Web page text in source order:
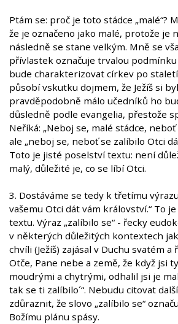
Ptám se: proč je toto stádce „malé“?
že je označeno jako malé, protože je
následně se stane velkým. Mně se
přívlastek označuje trvalou
bude charakterizovat církev po
působí vskutku dojmem, že Ježíš si
pravděpodobně málo učedníků ho
důsledně podle evangelia, přestože
Neříká: „Neboj se, malé stádce,
ale „neboj se, neboť se zalíbilo Otci
Toto je jisté poselství textu: není
malý, důležité je, co se líbí Otci.
3. Dostáváme se tedy k třetímu
vašemu Otci dát vám království.“ To
textu. Výraz „zalíbilo se“ - řecky
v některých důležitých kontextech
chvíli (Ježíš) zajásal v Duchu svatém a
Otče, Pane nebe a země, že když jsi
moudrými a chytrými, odhalil jsi je
tak se ti zalíbilo´“. Nebudu citovat
zdůraznit, že slovo „zalíbilo se“
Božímu plánu spásy.